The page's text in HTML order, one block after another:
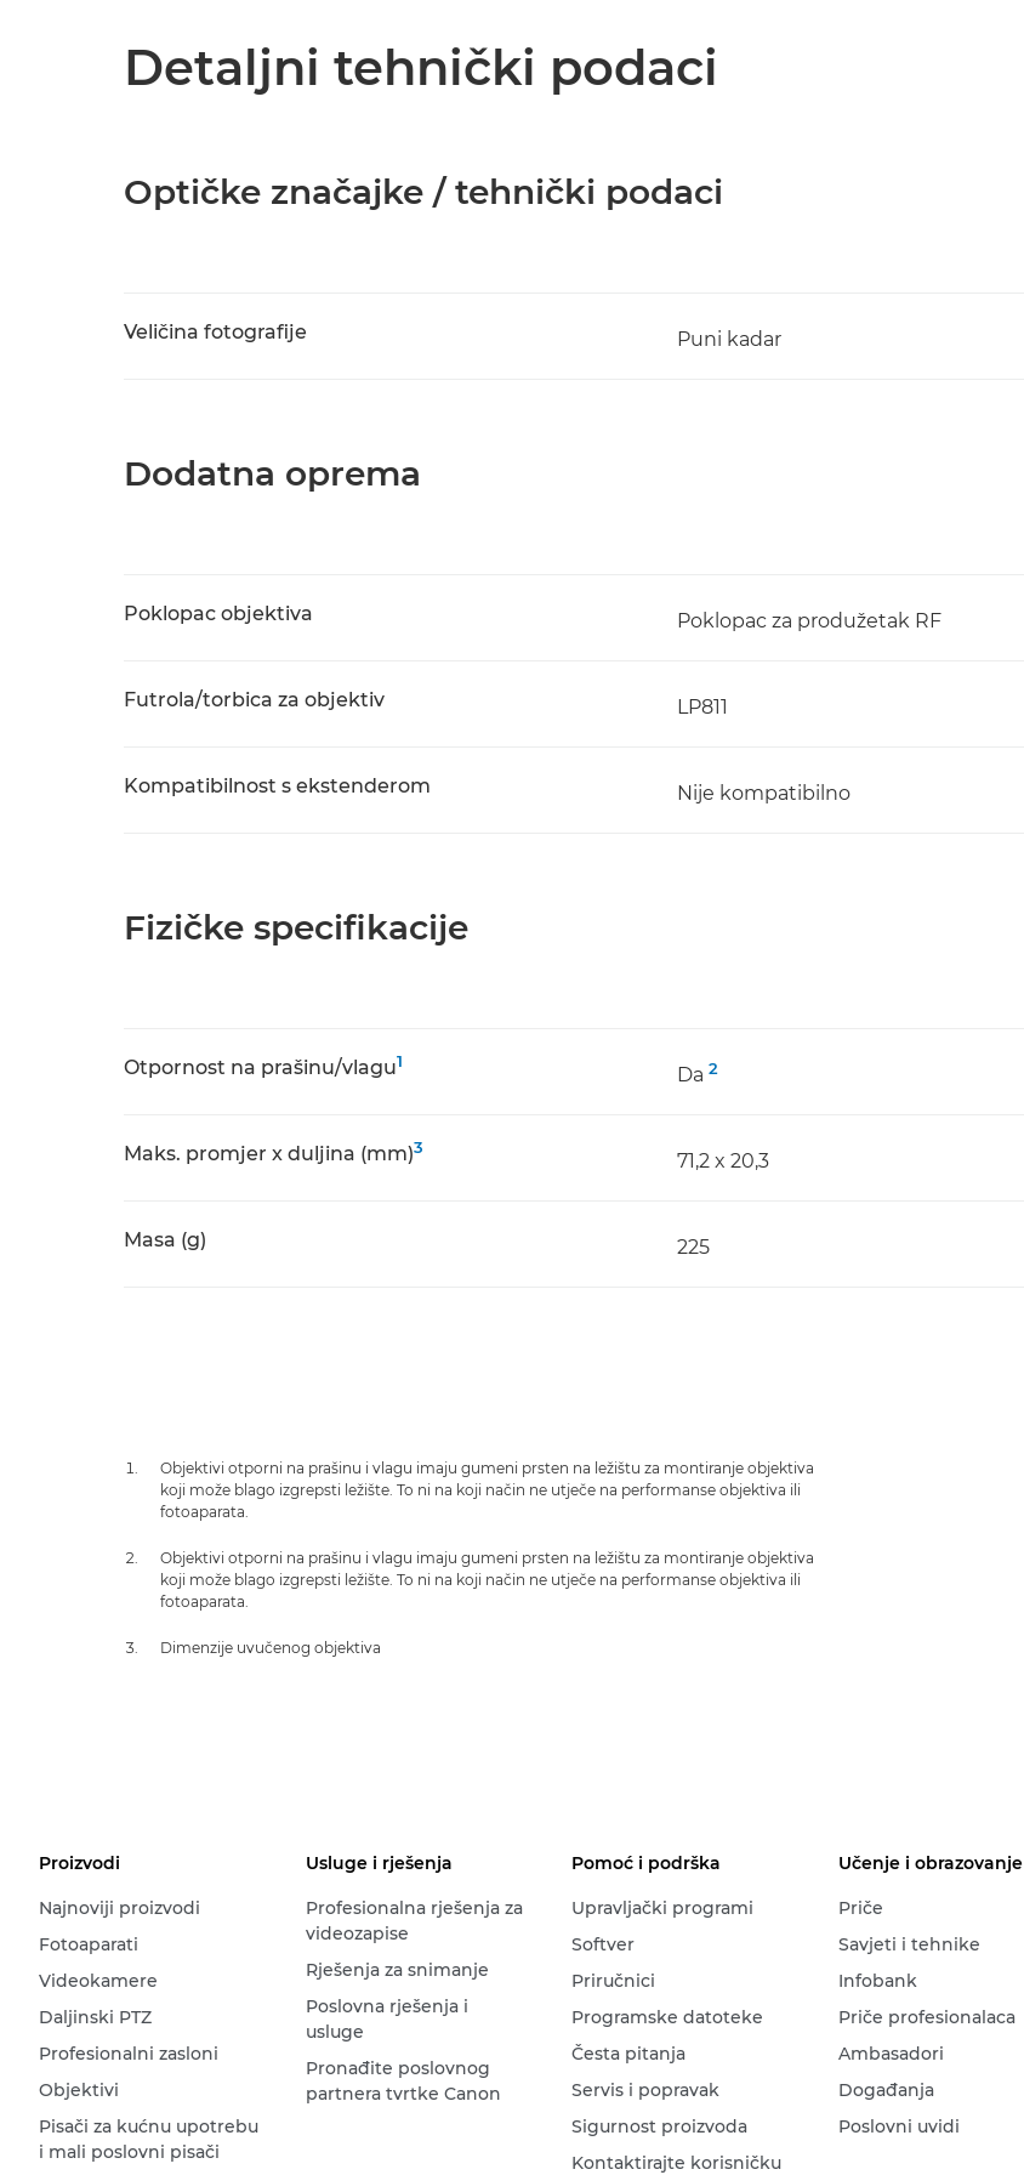
Detaljni tehnički podaci
Optičke značajke / tehnički podaci
Veličina fotografije Puni kadar
Dodatna oprema
Poklopac objektiva Poklopac za produžetak RF
Futrola/torbica za objektiv LP811
Kompatibilnost s ekstenderom Nije kompatibilno
Fizičke specifikacije
Otpornost na prašinu/vlagu1
Da 2
Maks. promjer x duljina (mm)3
71,2 x 20,3
Masa (g) 225
Objektivi otporni na prašinu i vlagu imaju gumeni prsten na ležištu za montiranje objektiva
koji može blago izgrepsti ležište. To ni na koji način ne utječe na performanse objektiva ili
fotoaparata.
Objektivi otporni na prašinu i vlagu imaju gumeni prsten na ležištu za montiranje objektiva
koji može blago izgrepsti ležište. To ni na koji način ne utječe na performanse objektiva ili
fotoaparata.
Dimenzije uvučenog objektiva
Proizvodi
Najnoviji proizvodi
Fotoaparati
Videokamere
Daljinski PTZ
Profesionalni zasloni
Objektivi
Pisači za kućnu upotrebu
i mali poslovni pisači
Usluge i rješenja
Profesionalna rješenja za
videozapise
Rješenja za snimanje
Poslovna rješenja i
usluge
Pronađite poslovnog
partnera tvrtke Canon
Pomoć i podrška
Upravljački programi
Softver
Priručnici
Programske datoteke
Česta pitanja
Servis i popravak
Sigurnost proizvoda
Kontaktirajte korisničku
Učenje i obrazovanje
Priče
Savjeti i tehnike
Infobank
Priče profesionalaca
Ambasadori
Događanja
Poslovni uvidi